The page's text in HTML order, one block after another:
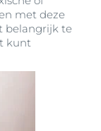
met deze
belangrijk te
kunt